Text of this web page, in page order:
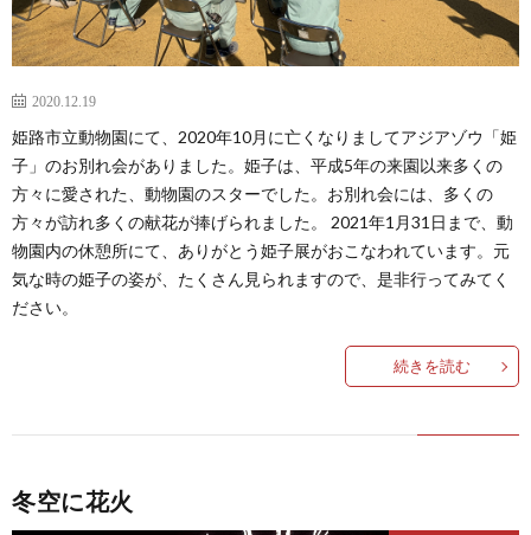
2020.12.19
姫路市立動物園にて、2020年10月に亡くなりましてアジアゾウ「姫
子」のお別れ会がありました。姫子は、平成5年の来園以来多くの
方々に愛された、動物園のスターでした。お別れ会には、多くの
方々が訪れ多くの献花が捧げられました。 2021年1月31日まで、動
物園内の休憩所にて、ありがとう姫子展がおこなわれています。元
気な時の姫子の姿が、たくさん見られますので、是非行ってみてく
ださい。
続きを読む
冬空に花火